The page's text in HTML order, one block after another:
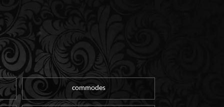
commodes